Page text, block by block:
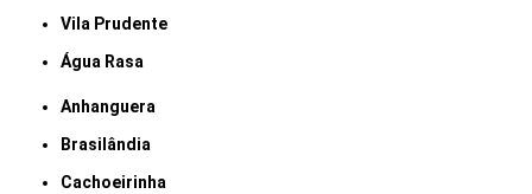
Vila Prudente
Água Rasa
Anhanguera
Brasilândia
Cachoeirinha